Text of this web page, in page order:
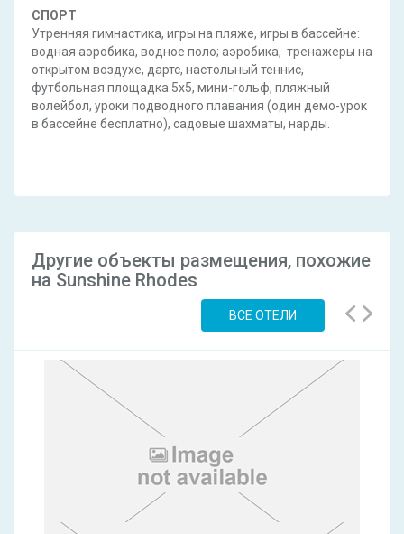
СПОРТ
Утренняя гимнастика, игры на пляже, игры в бассейне:
водная аэробика, водное поло; аэробика, тренажеры на
открытом воздухе, дартс, настольный теннис,
футбольная площадка 5x5, мини-гольф, пляжный
волейбол, уроки подводного плавания (один демо-урок
в бассейне бесплатно), садовые шахматы, нарды.
Другие объекты размещения, похожие
на Sunshine Rhodes
ВСЕ ОТЕЛИ